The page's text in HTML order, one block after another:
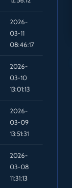
2026-
03-11
08:46:17
2026-
03-10
13:01:13
2026-
03-09
13:51:31
2026-
03-08
11:31:13